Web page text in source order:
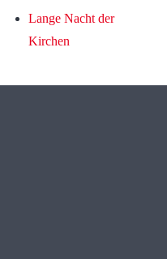
Lange Nacht der
Kirchen